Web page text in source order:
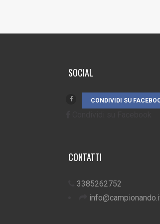
SOCIAL
CONDIVIDI SU
CONTATTI
3385262752